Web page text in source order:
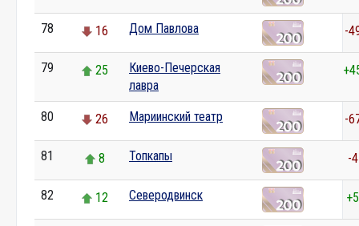
78 16 Дом Павлова -
79 25
Киево-Печерская
лавра
80 26 Мариинский театр -
81 8 Топкапы -4
82 12 Северодвинск +5